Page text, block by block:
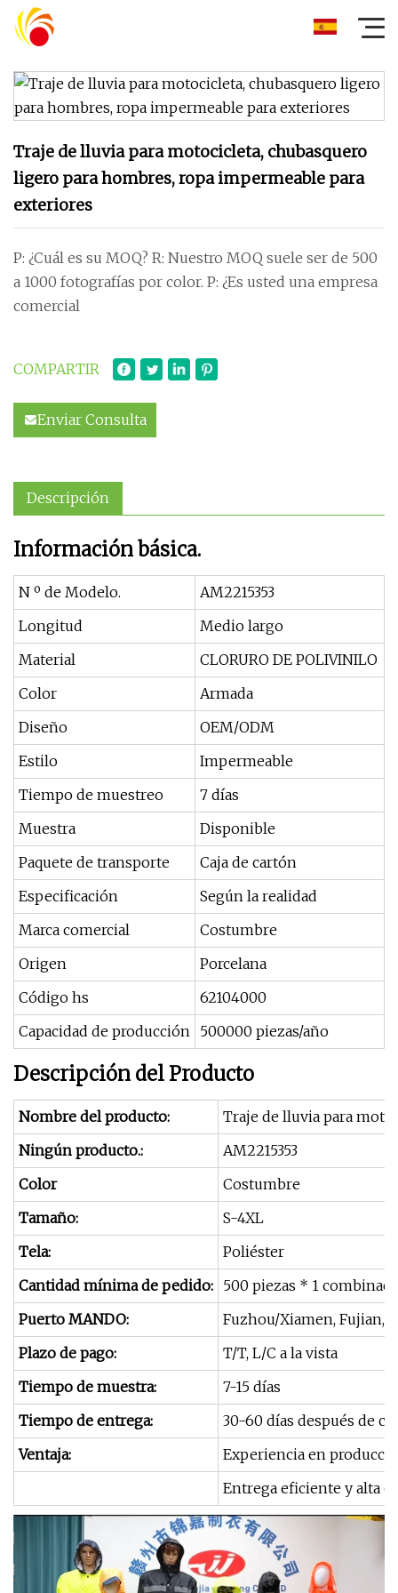
Traje de lluvia para motocicleta, chubasquero
ligero para hombres, ropa impermeable para
exteriores
P: ¿Cuál es su MOQ? R: Nuestro MOQ suele ser de 500
a 1000 fotografías por color. P: ¿Es usted una empresa
comercial
COMPARTIR
Enviar Consulta
Descripción
Información básica.
N º de Modelo.
AM2215353
Longitud
Medio largo
Material
CLORURO DE POLIVINILO
Color
Armada
Diseño
OEM/ODM
Estilo
Impermeable
Tiempo de muestreo
7 días
Muestra
Disponible
Paquete de transporte
Caja de cartón
Especificación
Según la realidad
Marca comercial
Costumbre
Origen
Porcelana
Código hs
62104000
Capacidad de producción 500000 piezas/año
Descripción del Producto
Nombre del producto:
Traje de lluvia para
Ningún producto.:
AM2215353
Color
Costumbre
Tamaño:
S-4XL
Tela:
Poliéster
Cantidad mínima de pedido: 500 piezas * 1
Puerto MANDO:
Fuzhou/Xiamen, Fujian,
Plazo de pago:
T/T, L/C a la vista
Tiempo de muestra:
7-15 días
Tiempo de entrega:
30-60 días después de
Ventaja:
Experiencia en
Entrega eficiente y alta